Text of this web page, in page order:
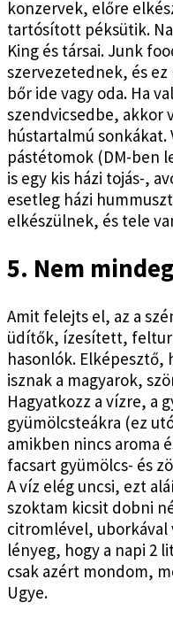
konzervek, előre
tartósított péksütik. Na
King és társai. Junk
szervezetednek, és
bőr ide vagy oda. Ha
szendvicsedbe, akkor
hústartalmú sonkákat.
pástétomok (DM-ben
is egy kis házi tojás-,
esetleg házi
elkészülnek, és tele
5. Nem
Amit felejts el, az a
üdítők, ízesített,
hasonlók.
isznak a magyarok,
Hagyatkozz a vízre, a
gyümölcsteákra (ez
amikben nincs aroma
facsart gyümölcs- és
A víz elég uncsi, ezt
szoktam kicsit dobni
citromlével, uborkával
lényeg, hogy a napi 2
csak azért mondom,
Ugye.